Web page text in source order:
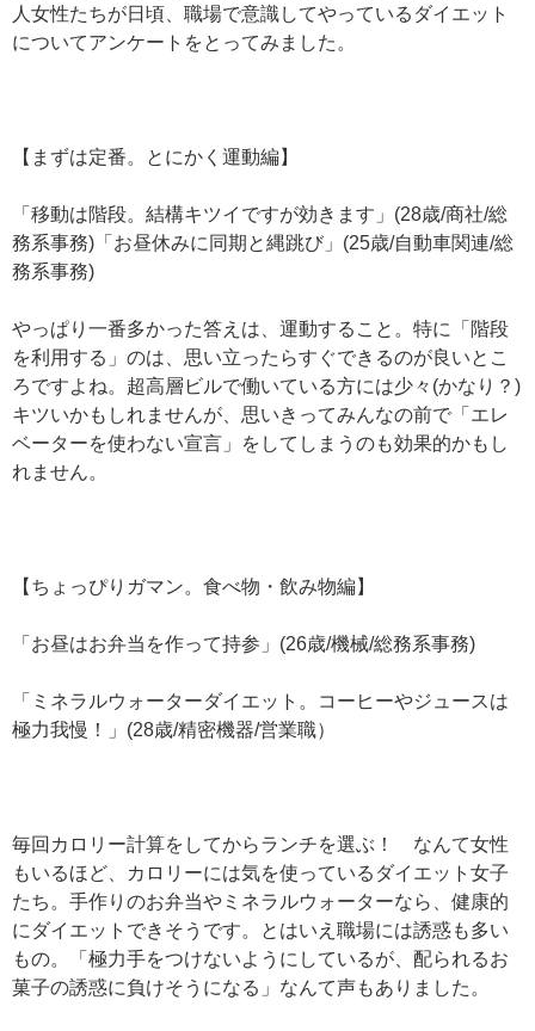
人女性たちが日頃、職場で意識してやっているダイエット
についてアンケートをとってみました。
【まずは定番。とにかく運動編】
「移動は階段。結構キツイですが効きます」(28歳/商社/総
務系事務)「お昼休みに同期と縄跳び」(25歳/自動車関連/総
務系事務)
やっぱり一番多かった答えは、運動すること。特に「階段
を利用する」のは、思い立ったらすぐできるのが良いとこ
ろですよね。超高層ビルで働いている方には少々(かなり？)
キツいかもしれませんが、思いきってみんなの前で「エレ
ベーターを使わない宣言」をしてしまうのも効果的かもし
れません。
【ちょっぴりガマン。食べ物・飲み物編】
「お昼はお弁当を作って持参」(26歳/機械/総務系事務)
「ミネラルウォーターダイエット。コーヒーやジュースは
極力我慢！」(28歳/精密機器/営業職）
毎回カロリー計算をしてからランチを選ぶ！ なんて女性
もいるほど、カロリーには気を使っているダイエット女子
たち。手作りのお弁当やミネラルウォーターなら、健康的
にダイエットできそうです。とはいえ職場には誘惑も多い
もの。「極力手をつけないようにしているが、配られるお
菓子の誘惑に負けそうになる」なんて声もありました。